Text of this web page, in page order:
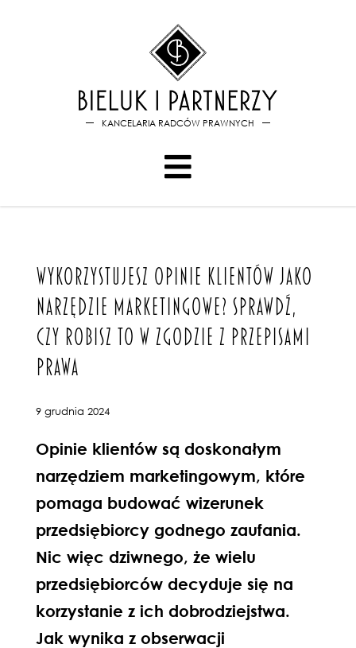
KANCELARIA RADCÓW PRAWNYCH
WYKORZYSTUJESZ OPINIE KLIENTÓW JAKO
NARZĘDZIE MARKETINGOWE? SPRAWDŹ,
CZY ROBISZ TO W ZGODZIE Z PRZEPISAMI
PRAWA
9 grudnia 2024
Opinie klientów są doskonałym
narzędziem marketingowym, które
pomaga budować wizerunek
przedsiębiorcy godnego zaufania.
Nic więc dziwnego, że wielu
przedsiębiorców decyduje się na
korzystanie z ich dobrodziejstwa.
Jak wynika z obserwacji